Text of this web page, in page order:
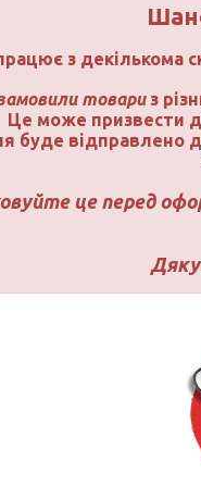
з декількома
товари з
Це може призвести
буде відправлено
це перед